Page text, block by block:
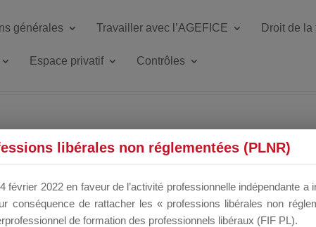
générales Travailler avec l’AGEFICE Droit de la
Espace privatif Contrôles
DU
a un mois
libérales non réglementées (PLNR)
février 2022 en faveur de l’activité professionnelle indépendante a
conséquence de rattacher les « professions libérales non
de formation des professionnels libéraux (FIF PL).